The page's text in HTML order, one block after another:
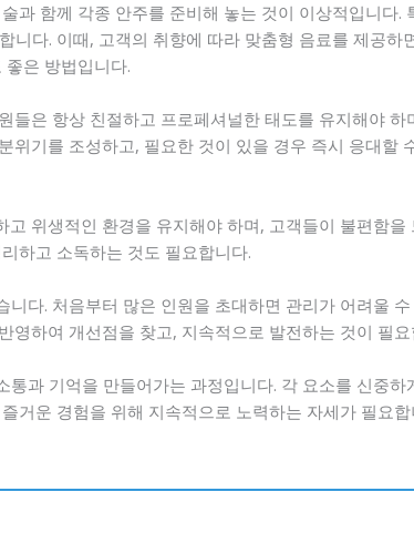
과 함께 각종 안주를 준비해 놓는 것이 이상적입니다.
다. 이때, 고객의 취향에 따라 맞춤형 음료를 제공하
은 방법입니다.
들은 항상 친절하고 프로페셔널한 태도를 유지해야
기를 조성하고, 필요한 것이 있을 경우 즉시 응대할
위생적인 환경을 유지해야 하며, 고객들이 불편함을
하고 소독하는 것도 필요합니다.
다. 처음부터 많은 인원을 초대하면 관리가 어려울
하여 개선점을 찾고, 지속적으로 발전하는 것이 필요
과 기억을 만들어가는 과정입니다. 각 요소를 신중
거운 경험을 위해 지속적으로 노력하는 자세가 필요합